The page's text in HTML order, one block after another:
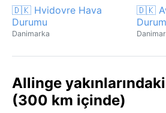
🇩🇰 Hvidovre Hava
Durumu
Danimarka
🇩🇰
Allinge
(300 km içinde)